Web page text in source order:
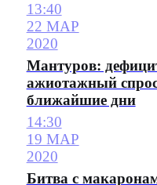
13:40
22 МАР
2020
Мантуров:
ажиотажный
ближайшие дни
14:30
19 МАР
2020
Битва с